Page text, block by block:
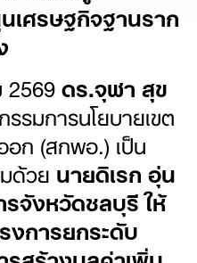
ศรษฐกิจฐานราก
ดร.จุฬา สุข
รมการนโยบายเขต
ก (สกพอ.) เป็น
ด้วย นายดิเรก อุ่น
จังหวัดชลบุรี ให้
งการยกระดับ